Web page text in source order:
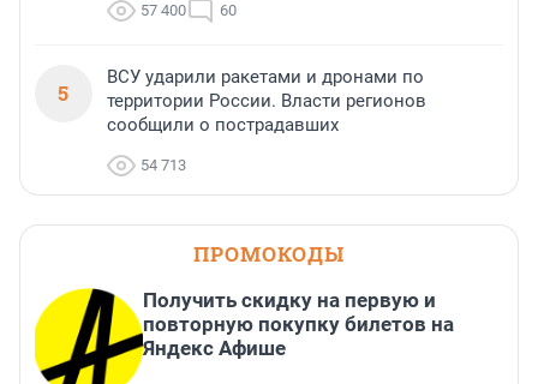
57 400 60
5
ВСУ ударили ракетами и дронами по
территории России. Власти регионов
сообщили о пострадавших
54 713
ПРОМОКОДЫ
Получить скидку на первую и
повторную покупку билетов на
Яндекс Афише